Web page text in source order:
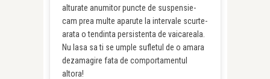
alturate anumitor puncte de suspensie-
cam prea multe aparute la intervale scurte-
arata o tendinta persistenta de vaicareala.
Nu lasa sa ti se umple sufletul de o amara
dezamagire fata de comportamentul
altora!